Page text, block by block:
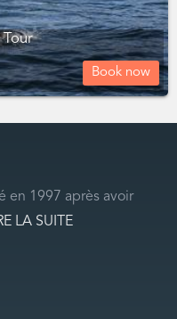
Book now
en 1997 après avoir
LA SUITE